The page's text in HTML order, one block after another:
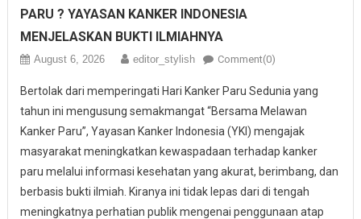
PARU ? YAYASAN KANKER INDONESIA
MENJELASKAN BUKTI ILMIAHNYA
August 6, 2026 editor_stylish Comment(0)
Bertolak dari memperingati Hari Kanker Paru Sedunia yang
tahun ini mengusung semakmangat “Bersama Melawan
Kanker Paru”, Yayasan Kanker Indonesia (YKI) mengajak
masyarakat meningkatkan kewaspadaan terhadap kanker
paru melalui informasi kesehatan yang akurat, berimbang, dan
berbasis bukti ilmiah. Kiranya ini tidak lepas dari di tengah
meningkatnya perhatian publik mengenai penggunaan atap